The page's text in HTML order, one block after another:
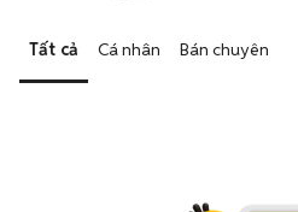
Tất cả Cá nhân Bán chuyên